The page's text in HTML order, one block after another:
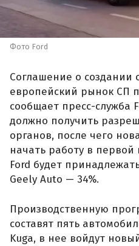
Фото Ford
Соглашение о создании
европейский рынок СП
сообщает пресс-служба
должно получить
органов, после чего
начать работу в первой
Ford будет
Geely Auto — 34%.
Производственную
составят пять
Kuga, в нее войдут